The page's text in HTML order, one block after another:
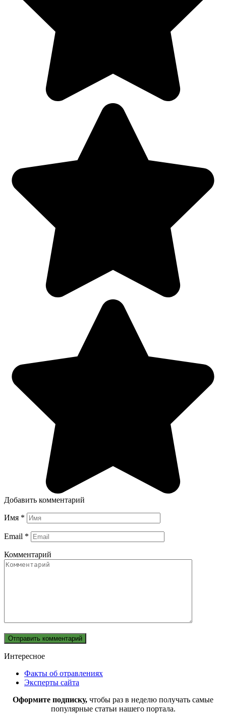
Добавить комментарий
Имя *
Email *
Комментарий
Интересное
Факты об отравлениях
Эксперты сайта
Оформите подписку, чтобы раз в неделю получать самые
популярные статьи нашего портала.